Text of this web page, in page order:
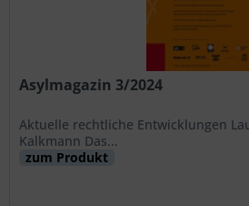
Asylmagazin 3/2024
Aktuelle rechtliche Entwicklungen
Kalkmann Das...
zum Produkt